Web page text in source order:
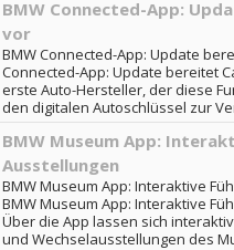
BMW Connected-App:
vor
BMW Connected-App: Update
Connected-App: Update bereitet
erste Auto-Hersteller, der diese
den digitalen Autoschlüssel zur
BMW Museum App:
Ausstellungen
BMW Museum App: Interaktive
BMW Museum App: Interaktive
Über die App lassen sich
und Wechselausstellungen des